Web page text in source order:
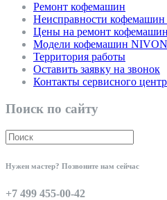
Ремонт кофемашин
Неисправности
Цены на ремонт кофемашин
Модели кофемашин
Территория работы
Оставить заявку на звонок
Контакты сервисного
Поиск по сайту
Нужен мастер? Позвоните нам сейчас
+7 499 455-00-42